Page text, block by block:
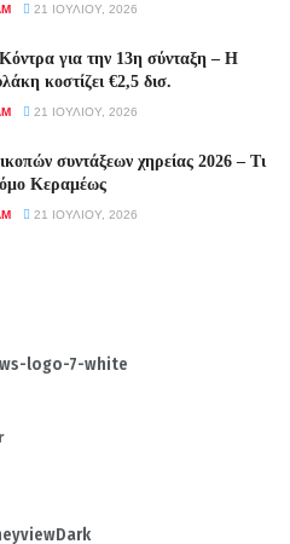
21 ΙΟΥΛΊΟΥ, 2026
για την 13η σύνταξη – Η
κοστίζει €2,5 δισ.
21 ΙΟΥΛΊΟΥ, 2026
συντάξεων χηρείας 2026 – Τι
Κεραμέως
21 ΙΟΥΛΊΟΥ, 2026